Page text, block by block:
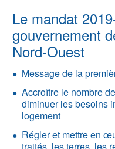
Le mandat
gouvernement
Nord-Ouest
Message de la
Accroître le nombre
diminuer les besoins
logement
Régler et mettre en